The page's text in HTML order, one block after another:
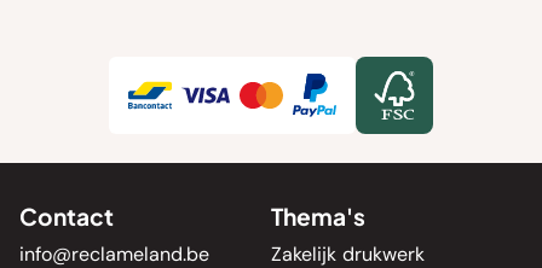
Contact
info@reclameland.be
Thema's
Zakelijk drukwerk